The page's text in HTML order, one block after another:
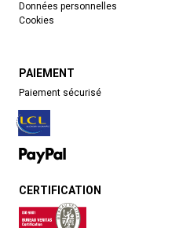
Données personnelles
Cookies
PAIEMENT
Paiement sécurisé
CERTIFICATION